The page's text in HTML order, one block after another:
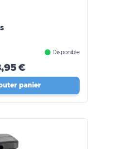
Disponible
€
panier